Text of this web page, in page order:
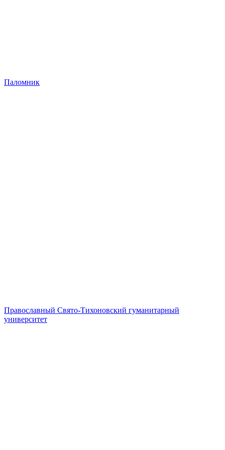
Паломник
Православный Свято-Тихоновский гуманитарный
университет